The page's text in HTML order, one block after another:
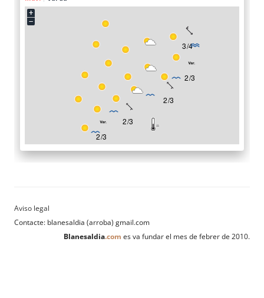
Contacte: blanesaldia (arroba) gmail.com
Blanesaldia.com es va fundar el mes de febrer de 2010.